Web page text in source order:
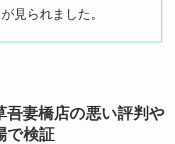
見られました。
吾妻橋店の悪い評判や
で検証